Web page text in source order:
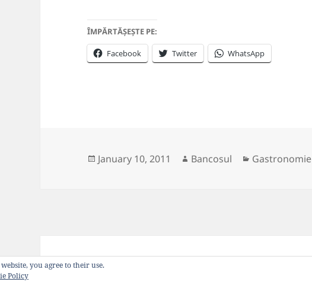
ÎMPĂRTĂȘEȘTE PE:
Facebook Twitter WhatsApp
Posted
January 10, 2011 Author
Bancosul Categories
Gastronomie
Privacy Policy
you agree to their use.
Policy